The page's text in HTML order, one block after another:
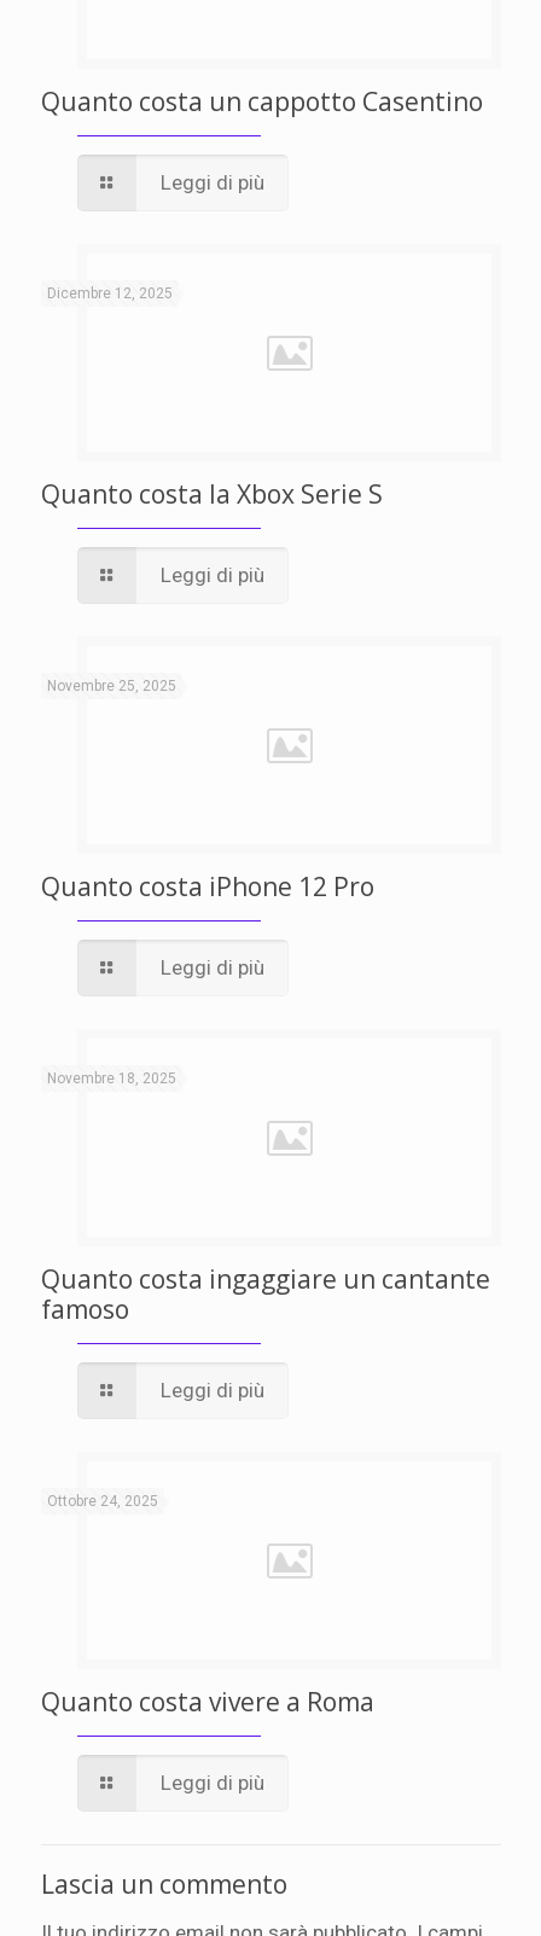
Quanto costa un cappotto Casentino
Leggi di più
Dicembre 12, 2025
Quanto costa la Xbox Serie S
Leggi di più
Novembre 25, 2025
Quanto costa iPhone 12 Pro
Leggi di più
Novembre 18, 2025
Quanto costa ingaggiare un cantante
famoso
Leggi di più
Ottobre 24, 2025
Quanto costa vivere a Roma
Leggi di più
Lascia un commento